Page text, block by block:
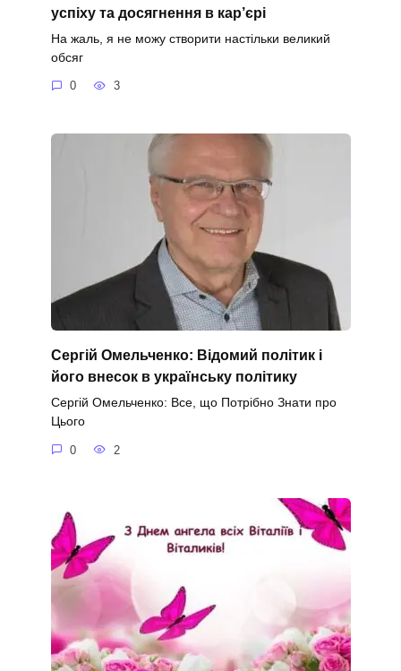
успіху та досягнення в кар’єрі
На жаль, я не можу створити настільки великий
обсяг
0 3
Сергій Омельченко: Відомий політик і
його внесок в українську політику
Сергій Омельченко: Все, що Потрібно Знати про
Цього
0 2